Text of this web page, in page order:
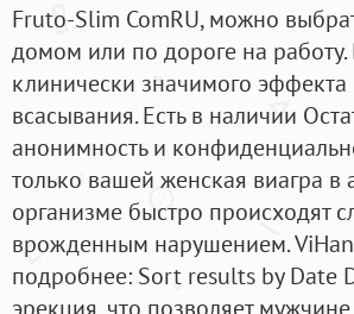
Fruto-Slim ComRU, можно
домом или по дороге на
клинически значимого эффекта
всасывания. Есть в наличии
анонимность и
только вашей женская виагра
организме быстро происходят
врожденным нарушением.
подробнее: Sort results by Date
эрекция, что позволяет